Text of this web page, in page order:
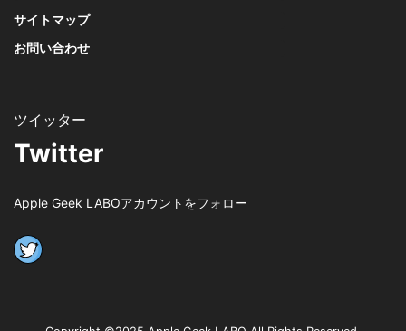
サイトマップ
お問い合わせ
Twitter
Apple Geek LABOアカウントをフォロー